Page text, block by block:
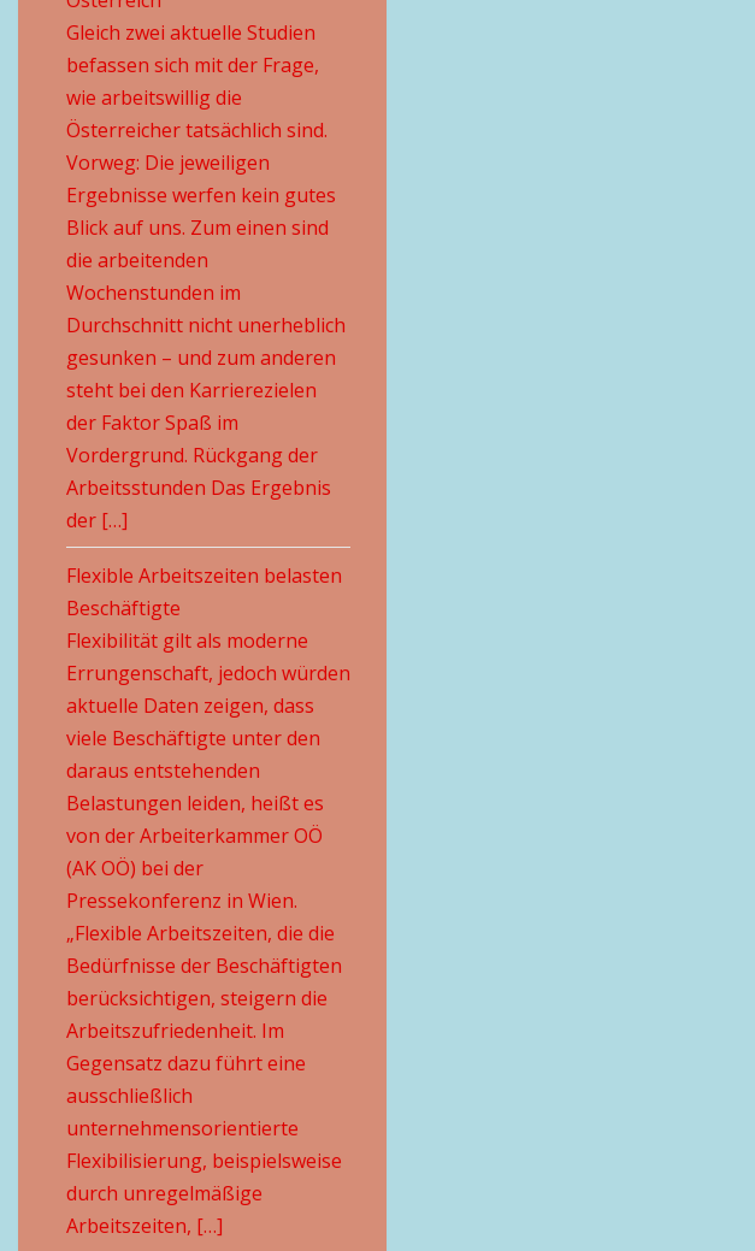
Gleich zwei aktuelle Studien
befassen sich mit der Frage,
wie arbeitswillig die
Österreicher tatsächlich sind.
Vorweg: Die jeweiligen
Ergebnisse werfen kein gutes
Blick auf uns. Zum einen sind
die arbeitenden
Wochenstunden im
Durchschnitt nicht unerheblich
gesunken – und zum anderen
steht bei den Karrierezielen
der Faktor Spaß im
Vordergrund. Rückgang der
Arbeitsstunden Das Ergebnis
der […]
Flexible Arbeitszeiten belasten
Beschäftigte
Flexibilität gilt als moderne
Errungenschaft, jedoch würden
aktuelle Daten zeigen, dass
viele Beschäftigte unter den
daraus entstehenden
Belastungen leiden, heißt es
von der Arbeiterkammer OÖ
(AK OÖ) bei der
Pressekonferenz in Wien.
„Flexible Arbeitszeiten, die die
Bedürfnisse der Beschäftigten
berücksichtigen, steigern die
Arbeitszufriedenheit. Im
Gegensatz dazu führt eine
ausschließlich
unternehmensorientierte
Flexibilisierung, beispielsweise
durch unregelmäßige
Arbeitszeiten, […]